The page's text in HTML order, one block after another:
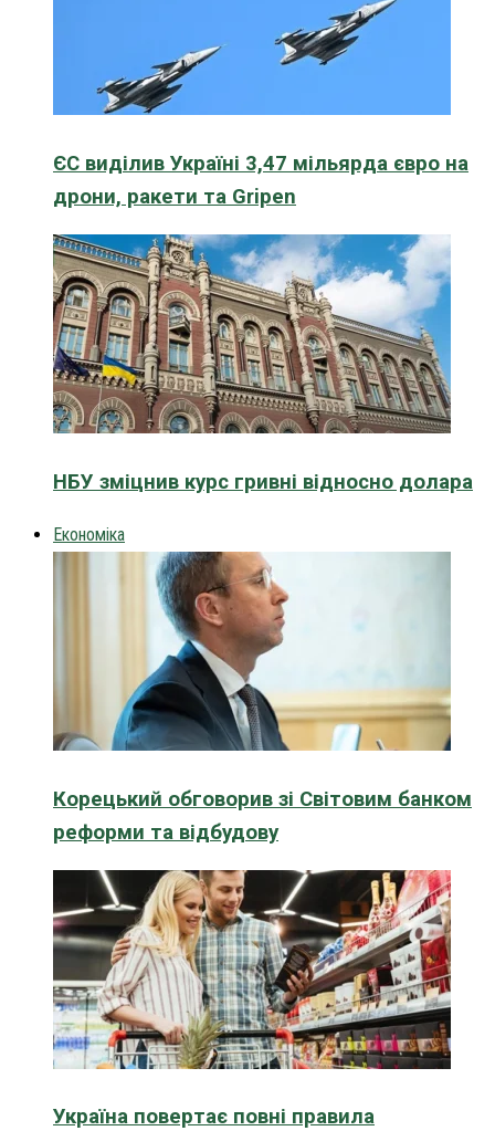
ЄС виділив Україні 3,47 мільярда євро на
дрони, ракети та Gripen
НБУ зміцнив курс гривні відносно долара
Економіка
Корецький обговорив зі Світовим банком
реформи та відбудову
Україна повертає повні правила